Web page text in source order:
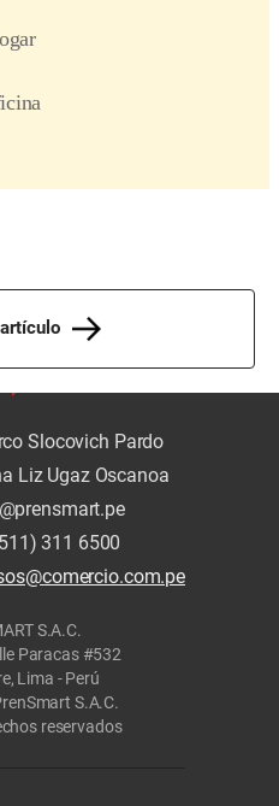
Slocovich Pardo
Liz Ugaz Oscanoa
311 6500
S.A.C.
Paracas #532
Lima - Perú
S.A.C.
reservados